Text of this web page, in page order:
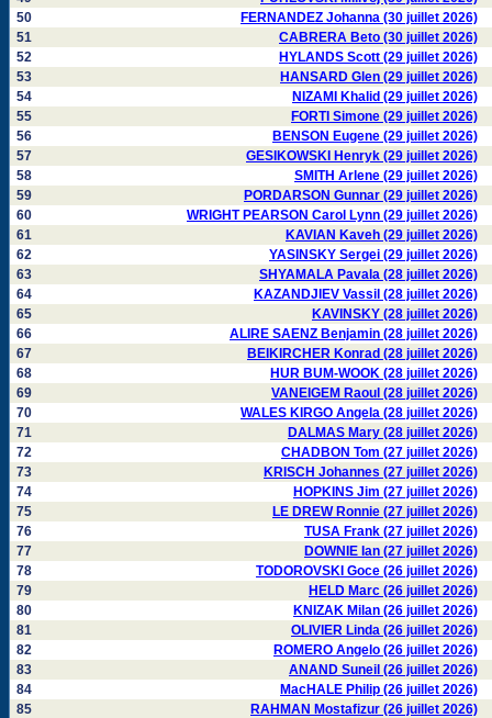
50
FERNANDEZ Johanna (30 juillet 2026)
51
CABRERA Beto (30 juillet 2026)
52
HYLANDS Scott (29 juillet 2026)
53
HANSARD Glen (29 juillet 2026)
54
NIZAMI Khalid (29 juillet 2026)
55
FORTI Simone (29 juillet 2026)
56
BENSON Eugene (29 juillet 2026)
57
GESIKOWSKI Henryk (29 juillet 2026)
58
SMITH Arlene (29 juillet 2026)
59
PORDARSON Gunnar (29 juillet 2026)
60
WRIGHT PEARSON Carol Lynn (29 juillet 2026)
61
KAVIAN Kaveh (29 juillet 2026)
62
YASINSKY Sergei (29 juillet 2026)
63
SHYAMALA Pavala (28 juillet 2026)
64
KAZANDJIEV Vassil (28 juillet 2026)
65
KAVINSKY (28 juillet 2026)
66
ALIRE SAENZ Benjamin (28 juillet 2026)
67
BEIKIRCHER Konrad (28 juillet 2026)
68
HUR BUM-WOOK (28 juillet 2026)
69
VANEIGEM Raoul (28 juillet 2026)
70
WALES KIRGO Angela (28 juillet 2026)
71
DALMAS Mary (28 juillet 2026)
72
CHADBON Tom (27 juillet 2026)
73
KRISCH Johannes (27 juillet 2026)
74
HOPKINS Jim (27 juillet 2026)
75
LE DREW Ronnie (27 juillet 2026)
76
TUSA Frank (27 juillet 2026)
77
DOWNIE Ian (27 juillet 2026)
78
TODOROVSKI Goce (26 juillet 2026)
79
HELD Marc (26 juillet 2026)
80
KNIZAK Milan (26 juillet 2026)
81
OLIVIER Linda (26 juillet 2026)
82
ROMERO Angelo (26 juillet 2026)
83
ANAND Suneil (26 juillet 2026)
84
MacHALE Philip (26 juillet 2026)
85
RAHMAN Mostafizur (26 juillet 2026)